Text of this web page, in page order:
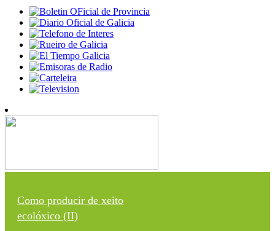
Como producir de xeito
ecolóxico (II)